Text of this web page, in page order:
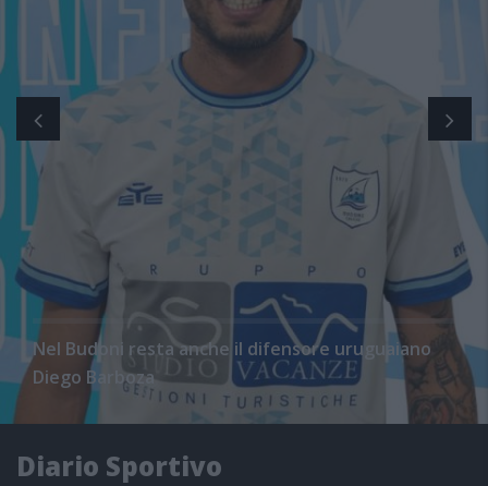
Nel Budoni resta anche il difensore uruguaiano
Diego Barboza
Diario Sportivo